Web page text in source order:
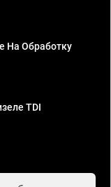
На Обработку
TDI